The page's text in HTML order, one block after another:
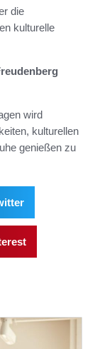
die
kulturelle
wird
kulturellen
genießen zu